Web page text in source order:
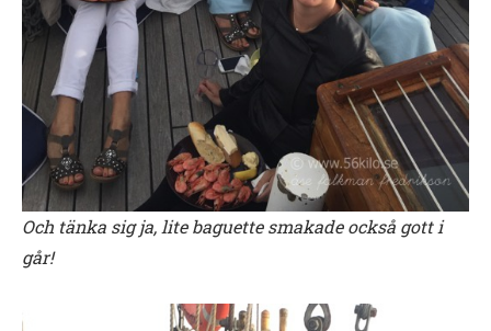
Och tänka sig ja, lite baguette smakade också gott i
går!